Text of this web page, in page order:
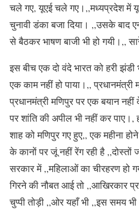
चले गए, यूएई चले गए।,,मध्यप्रदेश में
चुनावी डंका बजा दिया। ,,उसके
से बैठकर भाषण बाजी भी हो गयी।,,
इस बीच एक दो वंदे भारत को हरी
एक काम नहीं हो पाया।,,
प्रधानमंत्री मणिपुर पर एक बयान
पर शांति की अपील भी नहीं कर
शाह को मणिपुर गए हुए,, एक महीना
के कानों पर जूं नहीं रेंग रही है
सरकार में ,,महिलाओं का चीरहरण
गिरने की नौबत आई तो ,,आखिरकार
चुप्पी तोड़ी ,,ओर यहाँ भी ,,इस समय भी